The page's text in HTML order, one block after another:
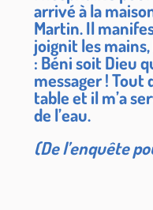
arrivé à la
Martin. Il
joignit les
: Béni soit Dieu
messager ! Tout
table et il m’a
de l’eau.
(De l’enquête